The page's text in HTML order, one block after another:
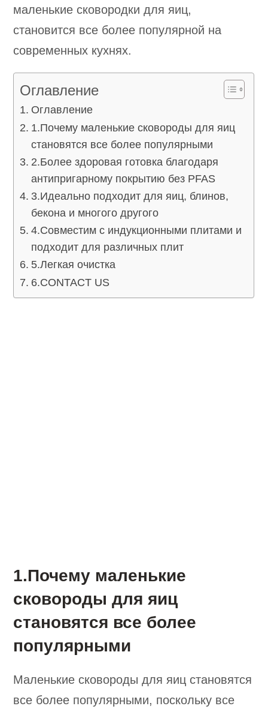
маленькие сковородки для яиц,
становится все более популярной на
современных кухнях.
Оглавление
Оглавление
1.Почему маленькие сковороды для яиц
становятся все более популярными
2.Более здоровая готовка благодаря
антипригарному покрытию без PFAS
3.Идеально подходит для яиц, блинов,
бекона и многого другого
4.Совместим с индукционными плитами и
подходит для различных плит
5.Легкая очистка
6.CONTACT US
1.Почему маленькие
сковороды для яиц
становятся все более
популярными
Маленькие сковороды для яиц становятся
все более популярными, поскольку все